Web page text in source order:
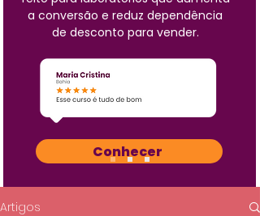
a conversão e reduz dependência
de desconto para vender.
Conhecer
Artigos